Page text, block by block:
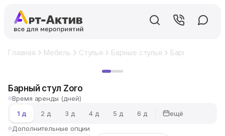
Главная Мебель Стулья Барные стулья Барный стул
Барный стул Zoro
Время аренды (дней)
1 д
2 д 3 д 4 д 5 д 6 д
ещё
Дополнительные опции